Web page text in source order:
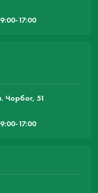
17:00
Чорбог, 51
17:00